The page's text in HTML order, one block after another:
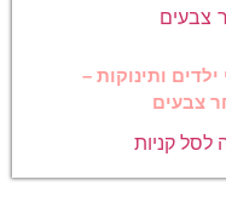
ותינוקות –
צבעים
לסל קניות